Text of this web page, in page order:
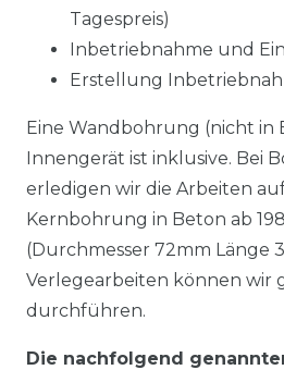
Tagespreis)
Inbetriebnahme und
Erstellung
Eine Wandbohrung (nicht in
Innengerät ist inklusive. Bei
erledigen wir die Arbeiten
Kernbohrung in Beton ab
(Durchmesser 72mm Länge
Verlegearbeiten können wir
durchführen.
Die nachfolgend